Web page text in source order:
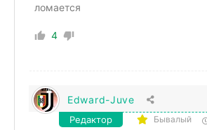
ломается
4
Edward-Juve
Редактор Бывалый